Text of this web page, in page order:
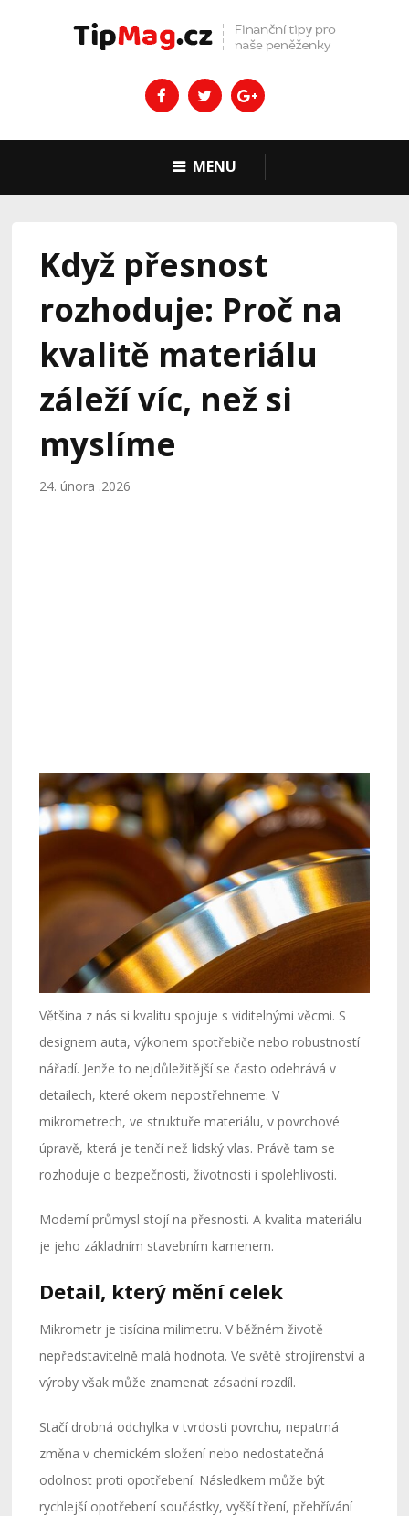
MENU
Když přesnost
rozhoduje: Proč na
kvalitě materiálu
záleží víc, než si
myslíme
24. února .2026
Většina z nás si kvalitu spojuje s viditelnými věcmi. S
designem auta, výkonem spotřebiče nebo robustností
nářadí. Jenže to nejdůležitější se často odehrává v
detailech, které okem nepostřehneme. V
mikrometrech, ve struktuře materiálu, v povrchové
úpravě, která je tenčí než lidský vlas. Právě tam se
rozhoduje o bezpečnosti, životnosti i spolehlivosti.
Moderní průmysl stojí na přesnosti. A kvalita materiálu
je jeho základním stavebním kamenem.
Detail, který mění celek
Mikrometr je tisícina milimetru. V běžném životě
nepředstavitelně malá hodnota. Ve světě strojírenství a
výroby však může znamenat zásadní rozdíl.
Stačí drobná odchylka v tvrdosti povrchu, nepatrná
změna v chemickém složení nebo nedostatečná
odolnost proti opotřebení. Následkem může být
rychlejší opotřebení součástky, vyšší tření, přehřívání